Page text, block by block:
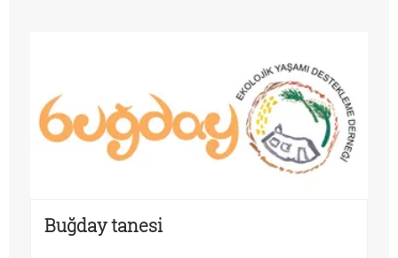
Buğday tanesi